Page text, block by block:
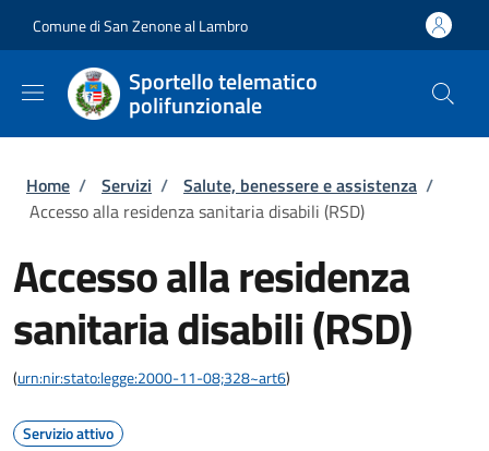
Comune di San Zenone al Lambro
Sportello telematico
polifunzionale
Briciole di pane
Home / Servizi / Salute, benessere e assistenza /
Accesso alla residenza sanitaria disabili (RSD)
Accesso alla residenza
sanitaria disabili (RSD)
(urn:nir:stato:legge:2000-11-08;328~art6)
Servizio attivo